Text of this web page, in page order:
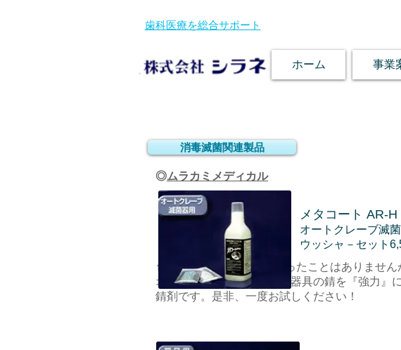
歯科医療を総合サポート
ホーム 事業
消毒滅菌関連製品
◎ムラカミメディカル
↑器具が錆びてお困りになったことはありません
オートクレーブ滅菌の際、器具の錆を『強力』
錆剤です。是非、一度お試しください！
メタコート AR-H
オートクレーブ滅
ウッシャ－セット